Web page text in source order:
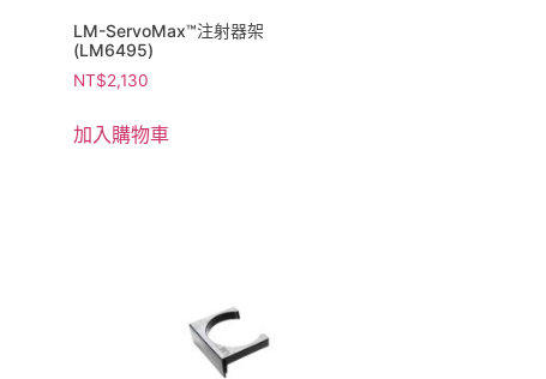
LM-ServoMax™注射器架
(LM6495)
NT$2,130
加入購物車